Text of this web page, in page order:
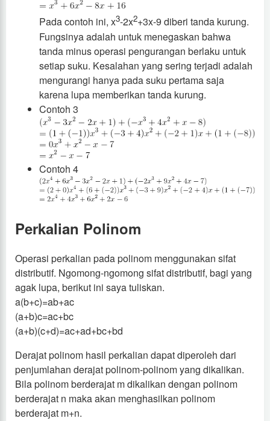
Pada contoh ini, x3-2x2+3x-9 diberi tanda kurung.
Fungsinya adalah untuk menegaskan bahwa
tanda minus operasi pengurangan berlaku untuk
setiap suku. Kesalahan yang sering terjadi adalah
mengurangi hanya pada suku pertama saja
karena lupa memberikan tanda kurung.
Contoh 3
Contoh 4
Perkalian Polinom
Operasi perkalian pada polinom menggunakan sifat
distributif. Ngomong-ngomong sifat distributif, bagi yang
agak lupa, berikut ini saya tuliskan.
a(b+c)=ab+ac
(a+b)c=ac+bc
(a+b)(c+d)=ac+ad+bc+bd
Derajat polinom hasil perkalian dapat diperoleh dari
penjumlahan derajat polinom-polinom yang dikalikan.
Bila polinom berderajat m dikalikan dengan polinom
berderajat n maka akan menghasilkan polinom
berderajat m+n.